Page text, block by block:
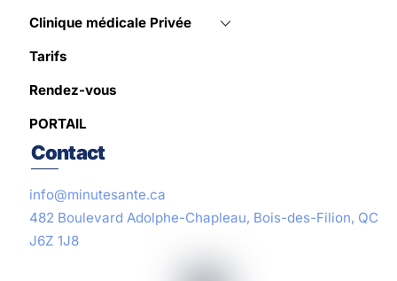
Clinique médicale Privée
Tarifs
Rendez-vous
PORTAIL
Contact
info@minutesante.ca
482 Boulevard Adolphe-Chapleau, Bois-des-Filion, QC
J6Z 1J8